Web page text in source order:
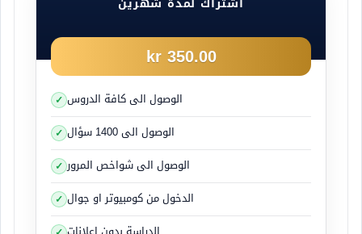
350.00 kr
الوصول الى كافة الدروس
الوصول الى 1400 سؤال
الوصول الى شواخص المرور
الدخول من كومبيوتر او جوال